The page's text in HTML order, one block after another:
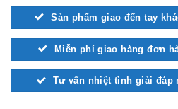
Sản phẩm giao đến tay
Miễn phí giao hàng đơn
Tư vấn nhiệt tình giải đáp